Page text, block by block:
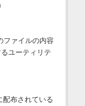
ァイルの内容
ユーティリテ
布されている